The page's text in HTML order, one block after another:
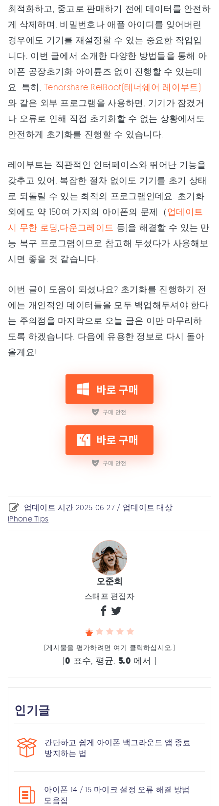
최적화하고, 중고로 판매하기 전에 데이터를 안전하
게 삭제하며, 비밀번호나 애플 아이디를 잊어버린
경우에도 기기를 재설정할 수 있는 중요한 작업입
니다. 이번 글에서 소개한 다양한 방법들을 통해 아
이폰 공장초기화 아이튠즈 없이 진행할 수 있는데
요. 특히,Tenorshare ReiBoot(테너쉐어 레이부트)
와 같은 외부 프로그램을 사용하면, 기기가 잠겼거
나 오류로 인해 직접 초기화할 수 없는 상황에서도
안전하게 초기화를 진행할 수 있습니다.
레이부트는 직관적인 인터페이스와 뛰어난 기능을
갖추고 있어, 복잡한 절차 없이도 기기를 초기 상태
로 되돌릴 수 있는 최적의 프로그램인데요. 초기화
외에도 약 150여 가지의 아이폰의 문제（업데이트
시 무한 로딩 다운그레이드 등)을 해결할 수 있는 만
능 복구 프로그램이므로 참고해 두셨다가 사용해보
시면 좋을 것 같습니다.
이번 글이 도움이 되셨나요? 초기화를 진행하기 전
에는 개인적인 데이터들을 모두 백업해두셔야 한다
는 주의점을 마지막으로 오늘 글은 이만 마무리하
도록 하겠습니다. 다음에 유용한 정보로 다시 돌아
올게요!
업데이트 시간 2025-06-27 / 업데이트 대상
iPhone Tips
오준희
스태프 편집자
(게시물을 평가하려면 여기 클릭하십시오.)
(0 표수, 평균: 5.0 에서 )
인기글
간단하고 쉽게 아이폰 백그라운드 앱 종료
방지하는 법
아이폰 14 / 15 마이크 설정 오류 해결 방법
모음집